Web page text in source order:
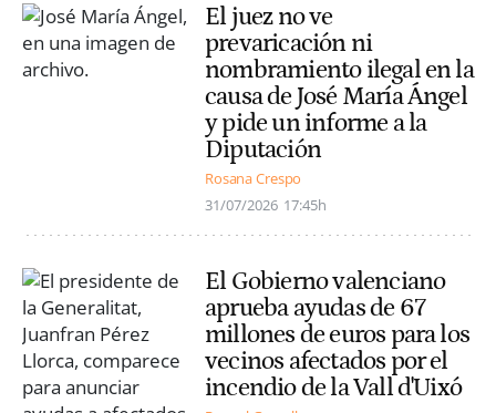
El juez no ve
prevaricación ni
nombramiento ilegal en la
causa de José María Ángel
y pide un informe a la
Diputación
Rosana Crespo
31/07/2026 17:45h
El Gobierno valenciano
aprueba ayudas de 67
millones de euros para los
vecinos afectados por el
incendio de la Vall d'Uixó